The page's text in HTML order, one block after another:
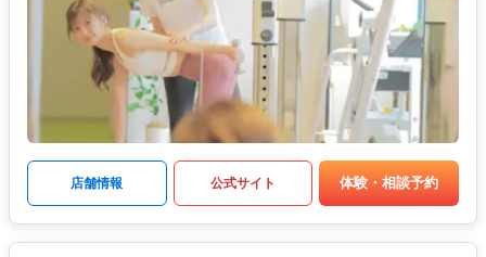
店舗情報 公式サイト 体験・相談予約